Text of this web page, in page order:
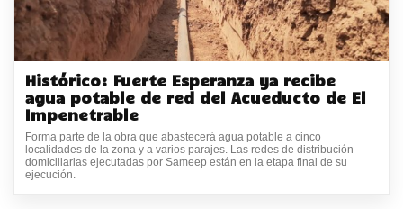
Histórico: Fuerte Esperanza ya recibe
agua potable de red del Acueducto de El
Impenetrable
Forma parte de la obra que abastecerá agua potable a cinco
localidades de la zona y a varios parajes. Las redes de distribución
domiciliarias ejecutadas por Sameep están en la etapa final de su
ejecución.